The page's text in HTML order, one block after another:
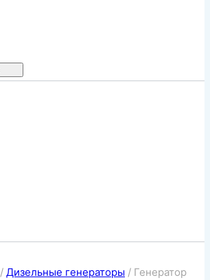
/ Дизельные генераторы / Генератор